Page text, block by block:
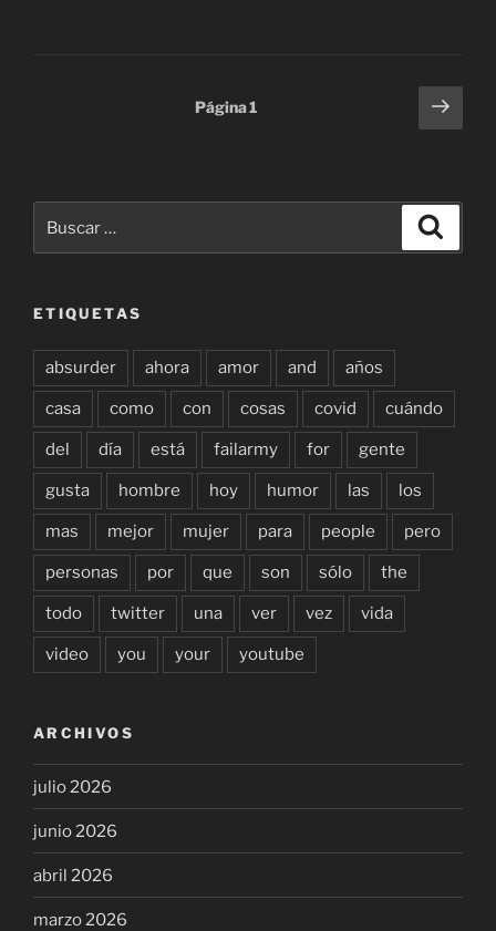
Página1
ETIQUETAS
absurder ahora amor and años
casa como con cosas covid cuándo
del día está failarmy for gente
gusta hombre hoy humor las los
mas mejor mujer para people pero
personas por que son sólo the
todo twitter una ver vez vida
video you your youtube
ARCHIVOS
julio 2026
junio 2026
abril 2026
marzo 2026